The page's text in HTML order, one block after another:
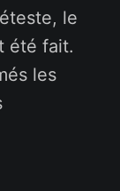
le
été fait.
les